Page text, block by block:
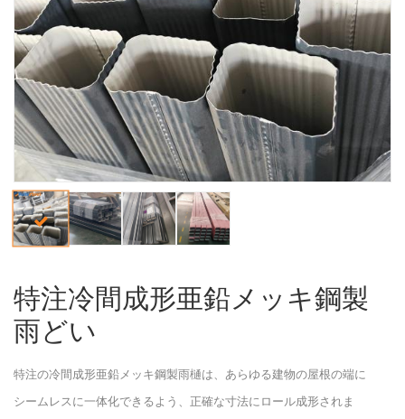
特注冷間成形亜鉛メッキ鋼製
雨どい
特注の冷間成形亜鉛メッキ鋼製雨樋は、あらゆる建物の屋根の端に
シームレスに一体化できるよう、正確な寸法にロール成形されま